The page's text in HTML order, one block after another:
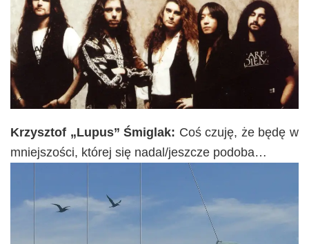
Krzysztof „Lupus” Śmiglak: Coś czuję, że będę w
mniejszości, której się nadal/jeszcze podoba…